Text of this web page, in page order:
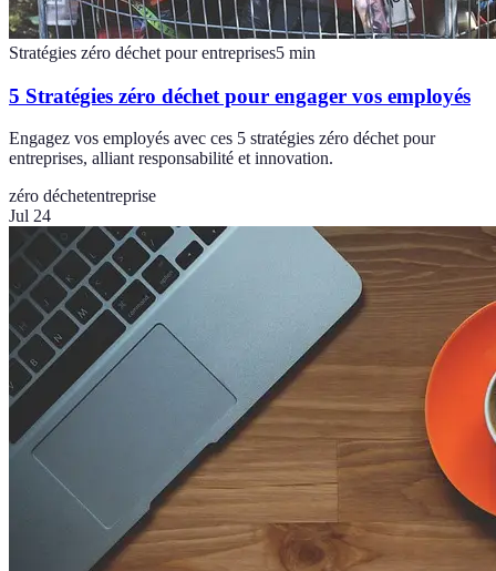
Stratégies zéro déchet pour entreprises5 min
5 Stratégies zéro déchet pour engager vos employés
Engagez vos employés avec ces 5 stratégies zéro déchet pour
entreprises, alliant responsabilité et innovation.
zéro déchetentreprise
Jul 24